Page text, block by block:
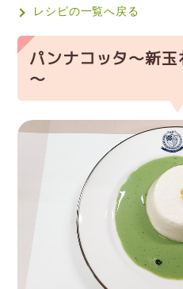
レシピの一覧へ戻る
パンナコッタ～新
～